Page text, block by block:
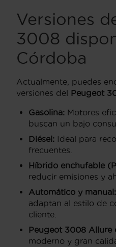
Versiones
3008
Córdoba
Actualmente, puedes
versiones del Peugeot
Gasolina: Motores
buscan un bajo
Diésel: Ideal para
frecuentes.
Híbrido enchufable
reducir emisiones y
Automático y manual:
adaptan al estilo de
cliente.
Peugeot 3008 Allure
moderno y gran